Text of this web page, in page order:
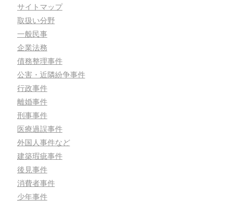
サイトマップ
取扱い分野
一般民事
企業法務
債務整理事件
公害・近隣紛争事件
行政事件
離婚事件
刑事事件
医療過誤事件
外国人事件など
建築瑕疵事件
後見事件
消費者事件
少年事件